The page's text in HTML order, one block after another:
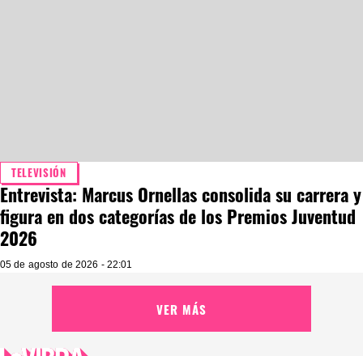
TELEVISIÓN
Entrevista: Marcus Ornellas consolida su carrera y
figura en dos categorías de los Premios Juventud
2026
05 de agosto de 2026 - 22:01
VER MÁS